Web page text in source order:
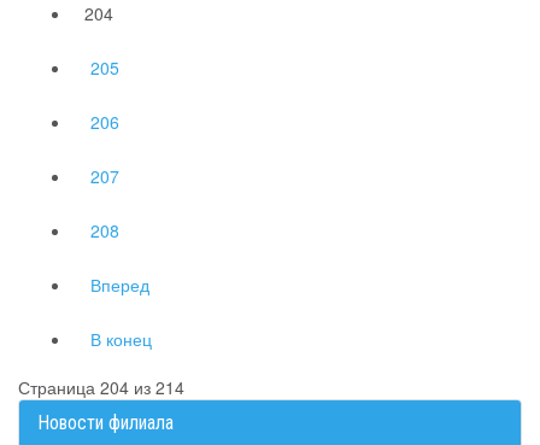
204
205
206
207
208
Вперед
В конец
Страница 204 из 214
Новости филиала